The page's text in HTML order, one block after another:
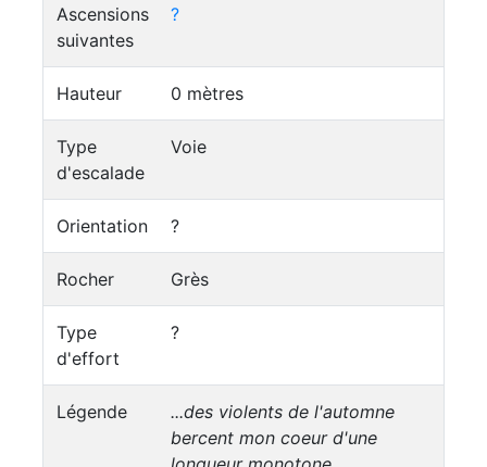
Ascensions
suivantes
?
Hauteur 0 mètres
Type
d'escalade
Voie
Orientation ?
Rocher Grès
Type
d'effort
?
Légende
...des violents de l'automne
bercent mon coeur d'une